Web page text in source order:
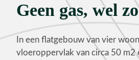
Geen gas, wel
In een flatgebouw van vier
vloeroppervlak van circa 50 m2